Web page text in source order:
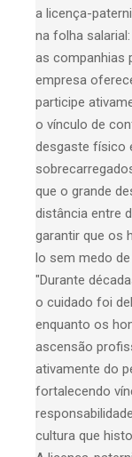
a licença-
na folha
as companhias
empresa
participe
o vínculo de
desgaste físico
que o grande
distância entre
garantir que os
lo sem medo
"Durante
o cuidado foi
enquanto os
ascensão
ativamente do
fortalecendo
cultura que